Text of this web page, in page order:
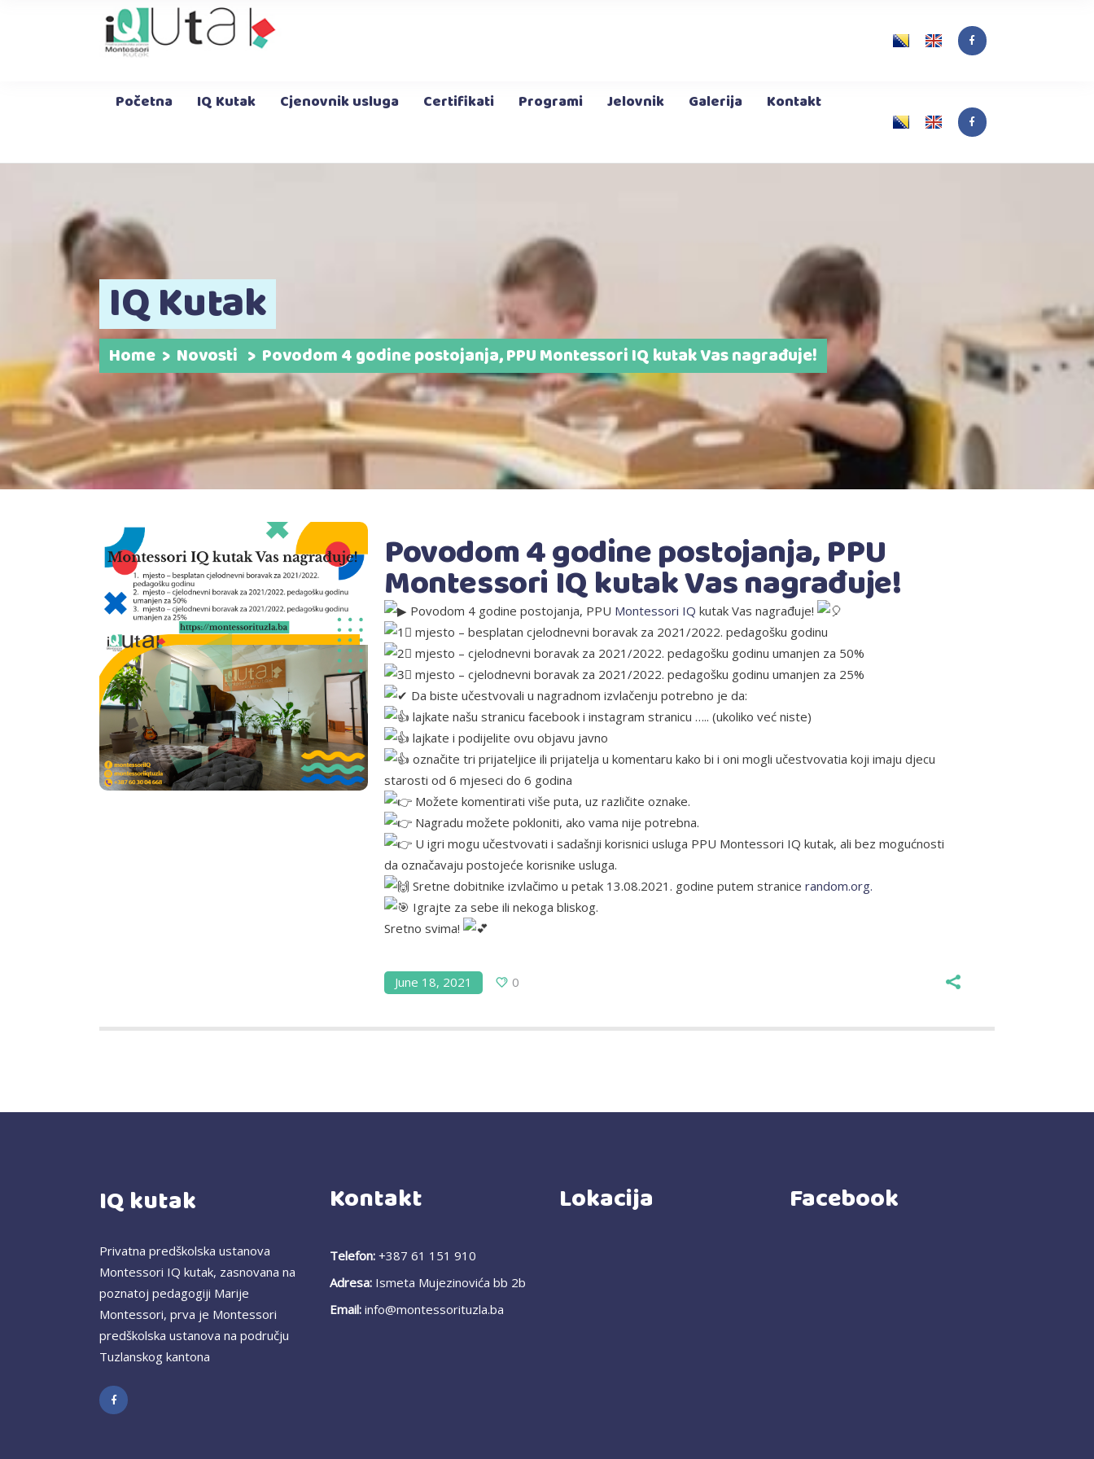
Početna IQ Kutak
Stručno osoblje
Cjenovnik usluga Certifikati Programi
Program za djecu
Jelovnik Galerija Kontakt
IQ Kutak
Home > Novosti > Povodom 4 godine postojanja, PPU Montessori IQ kutak Vas nagrađuje!
Povodom 4 godine postojanja, PPU
Montessori IQ kutak Vas nagrađuje!
Povodom 4 godine postojanja, PPU Montessori IQ kutak Vas nagrađuje!
mjesto – besplatan cjelodnevni boravak za 2021/2022. pedagošku godinu
mjesto – cjelodnevni boravak za 2021/2022. pedagošku godinu umanjen za 50%
mjesto – cjelodnevni boravak za 2021/2022. pedagošku godinu umanjen za 25%
Da biste učestvovali u nagradnom izvlačenju potrebno je da:
lajkate našu stranicu facebook i instagram stranicu ….. (ukoliko već niste)
lajkate i podijelite ovu objavu javno
označite tri prijateljice ili prijatelja u komentaru kako bi i oni mogli učestvovatia koji imaju djecu
starosti od 6 mjeseci do 6 godina
Možete komentirati više puta, uz različite oznake.
Nagradu možete pokloniti, ako vama nije potrebna.
U igri mogu učestvovati i sadašnji korisnici usluga PPU Montessori IQ kutak, ali bez mogućnosti
da označavaju postojeće korisnike usluga.
Sretne dobitnike izvlačimo u petak 13.08.2021. godine putem stranice random.org.
Igrajte za sebe ili nekoga bliskog.
Sretno svima!
June 18, 2021 0
IQ kutak
Privatna predškolska ustanova
Montessori IQ kutak, zasnovana na
poznatoj pedagogiji Marije
Montessori, prva je Montessori
predškolska ustanova na području
Tuzlanskog kantona
Kontakt
Telefon: +387 61 151 910
Adresa: Ismeta Mujezinovića bb 2b
Email: info@montessorituzla.ba
Lokacija Facebook